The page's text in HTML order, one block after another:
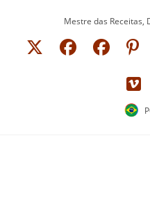
Mestre das Receitas,